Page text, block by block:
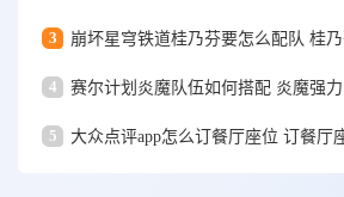
3 崩坏星穹铁道桂乃芬要怎么配队 桂
4 赛尔计划炎魔队伍如何搭配 炎魔强
5